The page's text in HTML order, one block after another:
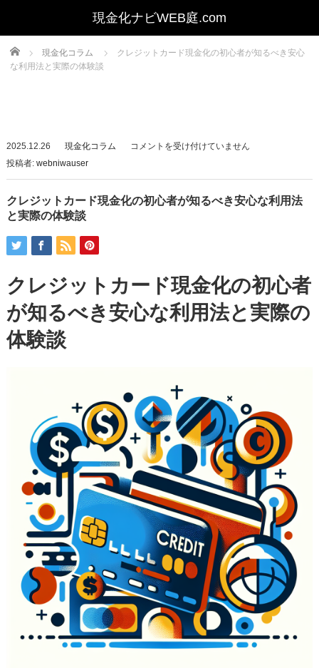
Home 現金化コラム
クレジットカード現金化の初心者が知るべき安心
な利用法と実際の体験談
2025.12.26 現金化コラム
ク
ジ
ッ
現
金
化
が
知
る
べ
き
安
心
用
法
と
実
際
の
コメントを受け付けていません
投稿者: webniwauser
クレジットカード現金化の初心者が知るべき安心な利用法
と実際の体験談
クレジットカード現金化の初心者
が知るべき安心な利用法と実際の
体験談